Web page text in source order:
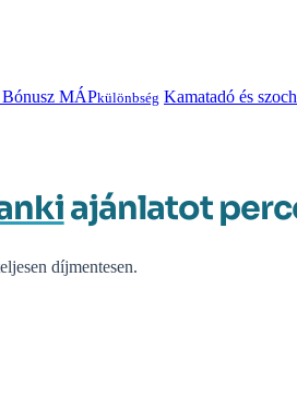
MÁPkülönbség Kamatadó és
ajánlatot
díjmentesen.